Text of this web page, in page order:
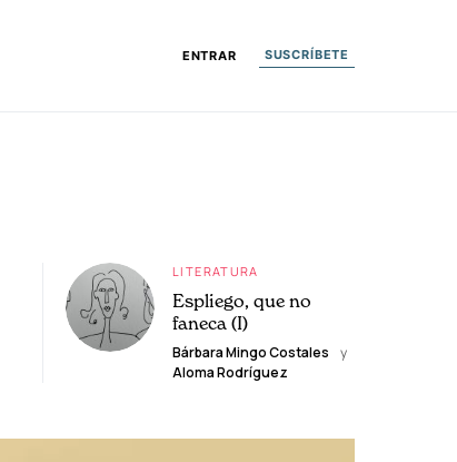
ENTRAR SUSCRÍBETE
LITERATURA
Espliego, que no
faneca (I)
Bárbara Mingo Costales
y
Aloma Rodríguez